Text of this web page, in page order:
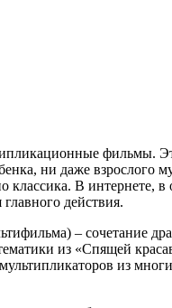
фильмы.
ни даже
В
действия.
– сочетание
из «Спящей
из